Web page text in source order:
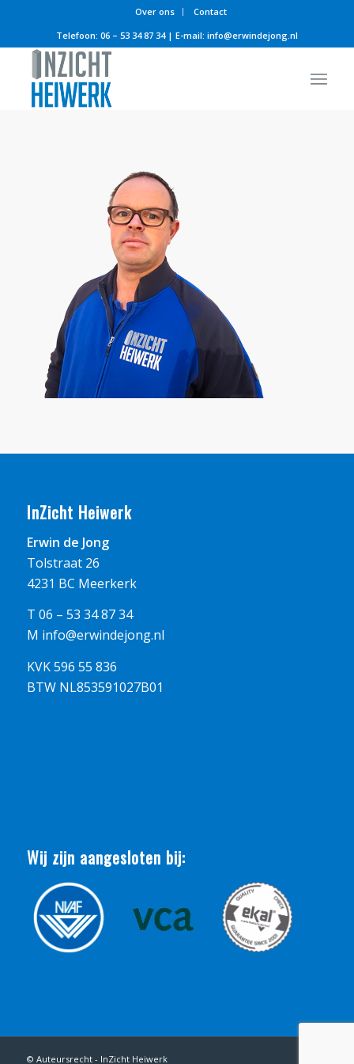
Over ons
Contact
Telefoon: 06 – 53 34 87 34| E-mail: info@erwindejong.nl
InZicht Heiwerk
Erwin de Jong
Tolstraat 26
4231 BC Meerkerk
T 06 – 53 34 87 34
M info@erwindejong.nl
KVK 596 55 836
BTW NL853591027B01
Wij zijn aangesloten bij:
© Auteursrecht - InZicht Heiwerk